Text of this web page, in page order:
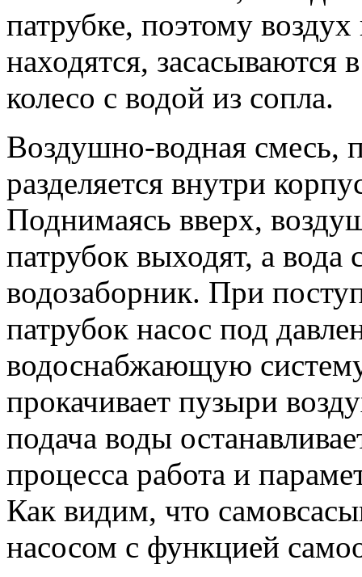
патрубке, поэтому
находятся, засасываются
колесо с водой из сопла.
Воздушно-водная смесь,
разделяется внутри
Поднимаясь вверх,
патрубок выходят, а вода
водозаборник. При
патрубок насос под
водоснабжающую
прокачивает пузыри
подача воды
процесса работа и
Как видим, что
насосом с функцией